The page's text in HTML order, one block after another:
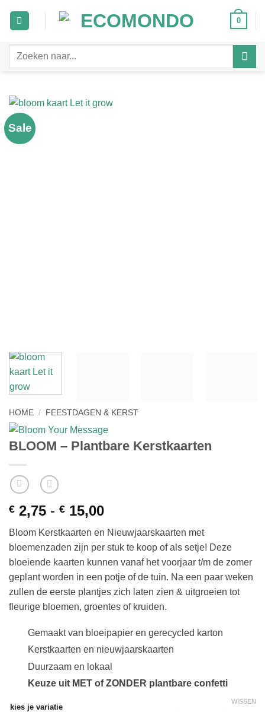
naar
0
Zoeken
Sale
HOME / FEESTDAGEN & KERST
BLOOM – Plantbare Kerstkaarten
€ 2,75 - € 15,00
€ 2,75
tot
€ 15,00
Bloom Kerstkaarten en Nieuwjaarskaarten met
bloemenzaden zijn per stuk te koop of als setje! Deze
bloeiende kaarten kunnen vanaf het voorjaar t/m de zomer
geplant worden in een potje of de tuin. Na een paar weken
zullen de eerste plantjes zich laten zien & uitgroeien tot
fleurige bloemen, groentes of kruiden.
Gemaakt van bloeipapier en gerecycled karton
Kerstkaarten en nieuwjaarskaarten
Duurzaam en lokaal
Keuze uit MET of ZONDER plantbare confetti
kies je variatie
WISSEN